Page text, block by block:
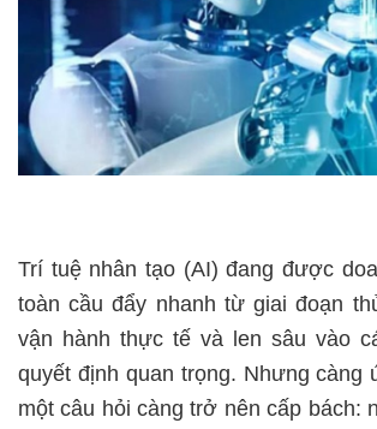
Trí tuệ nhân tạo (AI) đang được
toàn cầu đẩy nhanh từ giai đoạn
vận hành thực tế và len sâu vào
quyết định quan trọng. Nhưng càng
một câu hỏi càng trở nên cấp bách: